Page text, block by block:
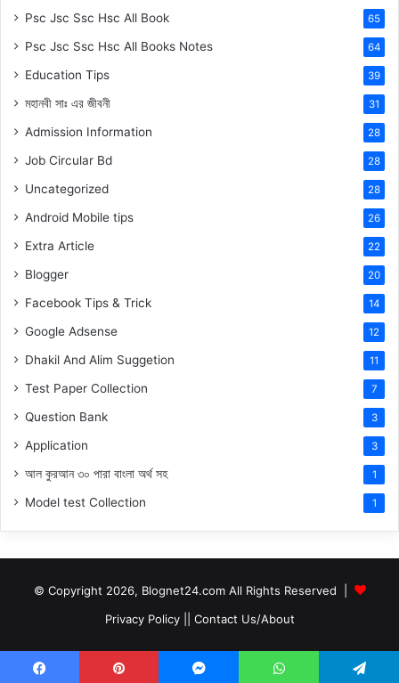
Psc Jsc Ssc Hsc All Book 65
Psc Jsc Ssc Hsc All Books Notes 64
Education Tips 39
মহানবী সাঃ এর জীবনী 31
Admission Information 28
Job Circular Bd 28
Uncategorized 28
Android Mobile tips 26
Extra Article 22
Blogger 20
Facebook Tips & Trick 14
Google Adsense 12
Dhakil And Alim Suggetion 11
Test Paper Collection 7
Question Bank 3
Application 3
আল কুরআন ৩০ পারা বাংলা অর্থ সহ 1
Model test Collection 1
© Copyright 2026, Blognet24.com All Rights Reserved |
Privacy Policy|| Contact Us/About